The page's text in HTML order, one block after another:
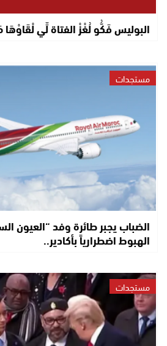
البوليس فَكُّو لُغْزْ الفتاة لِّي
مستجدات
الضباب يجبر طائرة وفد “العيون
الهبوط اضطرارياً بأكادير..
مستجدات